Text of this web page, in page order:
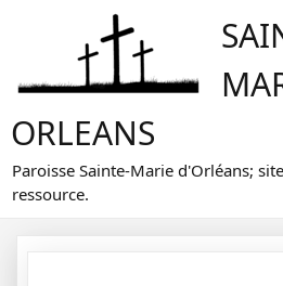
ORLEANS
Paroisse Sainte-Marie d'Orléans; site
ressource.